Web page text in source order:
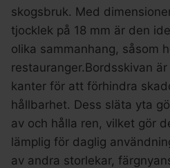
skogsbruk. Med
tjocklek på 18 mm är den
olika sammanhang, såsom
restauranger.Bordsskivan
kanter för att förhindra
hållbarhet. Dess släta yta
av och hålla ren, vilket gör
lämplig för daglig
av andra storlekar,